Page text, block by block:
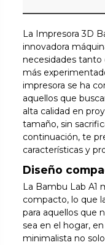
La Impresora 3D
innovadora
necesidades tanto
más
impresora se ha
aquellos que
alta calidad en
tamaño, sin
continuación, te
características y
Diseño
La Bambu Lab A1
compacto, lo que
para aquellos que
sea en el hogar,
minimalista no